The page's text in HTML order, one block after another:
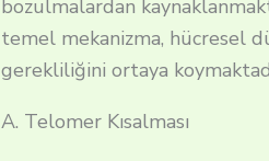
bozulmalardan
temel mekanizma, hücresel
gerekliliğini ortaya
A. Telomer Kısalması